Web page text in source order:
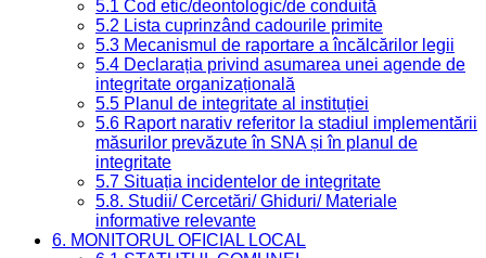
5.1 Cod etic/deontologic/de conduită
5.2 Lista cuprinzând cadourile primite
5.3 Mecanismul de raportare a încălcărilor legii
5.4 Declarația privind asumarea unei agende de
integritate organizațională
5.5 Planul de integritate al instituției
5.6 Raport narativ referitor la stadiul implementării
măsurilor prevăzute în SNA și în planul de
integritate
5.7 Situația incidentelor de integritate
5.8. Studii/ Cercetări/ Ghiduri/ Materiale
informative relevante
6. MONITORUL OFICIAL LOCAL